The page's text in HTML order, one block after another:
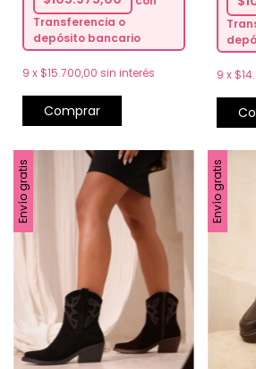
Transferencia o
depósito bancario
9 x $15.700,00 sin interés
Comprar
9 x
Envío gratis Envío gratis